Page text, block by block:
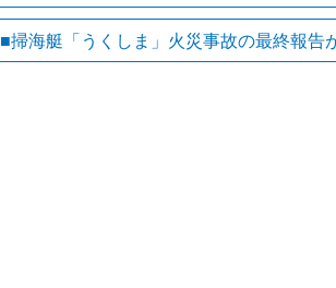
■掃海艇「うくしま」火災事故の最終報告